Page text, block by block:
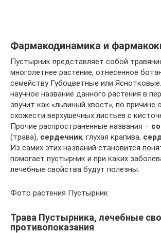
Фармакодинамика и
Пустырник представляет собой
многолетнее растение, отнесенное
семейству Губоцветные или
научное название данного растения в
звучит как «львиный хвост», по причине
схожести верхушечных листьев с
Прочие распространенные названия –
(трава), сердечник, глухая крапива,
Из самих этих названий становится
помогает пустырник и при каких
лечебные свойства будут полезны.
Фото растения Пустырник
Трава Пустырника, лечебные
противопоказания